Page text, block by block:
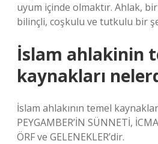
uyum içinde olmaktır. Ahlak, bir
bilinçli, coşkulu ve tutkulu bir
İslam ahlakinin
kaynakları
İslam ahlakının temel
PEYGAMBER’İN SÜNNETİ,
ÖRF ve GELENEKLER’dir.